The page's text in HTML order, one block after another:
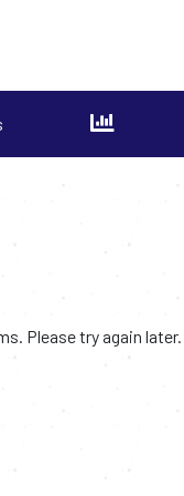
Please try again later.